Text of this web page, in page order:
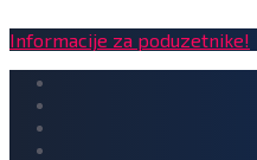
Informacije za poduzetnike!